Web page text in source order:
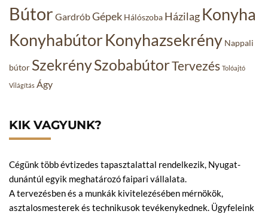
Bútor GardróbGépek Hálószoba Házilag Konyha
KonyhabútorKonyhazsekrény Nappali
bútor SzekrénySzobabútorTervezés Tolóajtó
Világítás Ágy
KIK VAGYUNK?
Cégünk több évtizedes tapasztalattal rendelkezik, Nyugat-
dunántúl egyik meghatározó faipari vállalata.
A tervezésben és a munkák kivitelezésében mérnökök,
asztalosmesterek és technikusok tevékenykednek. Ügyfeleink